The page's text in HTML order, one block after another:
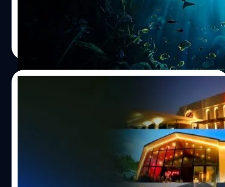
ห้องฉุกเฉิน และในอวกาศ สอนให้รู้ว่าความอยู่รอดต้องการ
‘ความเชื่อใจ’ ในผู้อื่นอย่างสมบูรณ์ และความแข็งแกร่งที่แท้
จริงคือการยอมรับว่าเราไม่สามารถทำทุกอย่างได้เพียงลำพัง
ความผิดพลาด อาจนำไปสู่เป้าหมายใหม่…
จนถึงสัตว์ทะเลขนาดใหญ่ ต่างพึ่งพาพลังงานจากแสงในการ
ดำรงชีวิต แต่วันนี้ นักวิจัยกลับพบว่าแสงที่ส่องลงสู่มหาสมุทร
กำลังลดลงอย่างต่อเนื่อง หลายคนคนอาจคิดว่าปัญหาของ
มหาสมุทรในวันนี้มีแค่โลกร้อน ขยะพลาสติก หรือปะการังฟอก
ขาว แต่ล่าสุดนักวิจัยกำลังจับตามองปรากฏการณ์หนึ่งที่คน
ส่วนใหญ่อาจไม่เคยได้ยินมาก่อน นั่นคือ “Ocean Darkening”
หรือการที่มหาสมุทรกำลังได้รับแสงน้อยลง งานวิจัยจาก
Laboratory พบว่า ในช่วงปี 2003–2022 มหาสมุทรทั่วโลก
กว่า 21% มีความลึกของชั้นน้ำที่แสงสามารถส่องถึงลดลง
ทำให้พื้นที่ของสิ่งมีชีวิตจำนวนมากที่ต้องพึ่งพาแสงอาทิตย์ใน
การดำรงชีวิตค่อย ๆ หดตัวลง มหาสมุทรไม่ได้มืดเพราะสีของ
น้ำ แต่เพราะแสงส่องลงไปได้น้อยลง นักวิจัยอธิบายว่า Ocean
Darkening ไม่ได้หมายความว่าน้ำทะเลเปลี่ยนเป็นสีดำ แต่
หมายถึงคุณสมบัติของน้ำทะเลเปลี่ยนไปจนทำให้แสงทะลุผ่าน
| 27 days ago
ประตูที่ถูกปิดตาย กับโฟมซับเสียงไวไฟ บท
เรียนซ้ำซากของสถานบันเทิงไทย
ในทุกครั้งที่มีข่าวไฟไหม้สถานบันเทิง ไม่ว่าจะในประเทศหรือ
ต่างประเทศ ความรู้สึกสลดใจและภาพจำในอดีตมักจะย้อน
กลับมาเสมอ อย่างเหตุการณ์ล่าสุดที่ 'โรงเบียร์ ณ ลาดพร้าว'
ไม่ได้เพียงแค่สร้างความตกใจ แต่ยังทำหน้าที่เป็นเหมือน